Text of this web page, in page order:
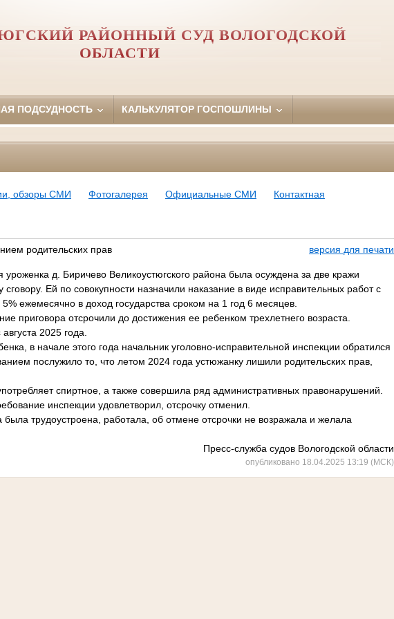
РАЙОННЫЙ СУД ВОЛОГОДСКОЙ
ОБЛАСТИ
ПОДСУДНОСТЬ КАЛЬКУЛЯТОР ГОСПОШЛИНЫ
обзоры СМИ Фотогалерея Официальные СМИ
Контактная
родительских прав
версия для печати
д. Биричево Великоустюгского района была осуждена за две кражи
Ей по совокупности назначили наказание в виде исправительных работ с
ежемесячно в доход государства сроком на 1 год 6 месяцев.
отсрочили до достижения ее ребенком трехлетнего возраста.
2025 года.
в начале этого года начальник уголовно-исправительной инспекции обратился
послужило то, что летом 2024 года устюжанку лишили родительских прав,
спиртное, а также совершила ряд административных правонарушений.
инспекции удовлетворил, отсрочку отменил.
трудоустроена, работала, об отмене отсрочки не возражала и желала
Пресс-служба судов Вологодской области
опубликовано 18.04.2025 13:19 (МСК)